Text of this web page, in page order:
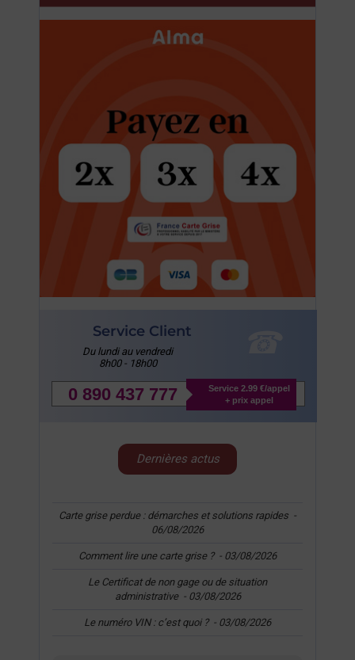
Service Client
Du lundi au vendredi
8h00 - 18h00
0 890 437 777
Service 2.99 €/appel
+ prix appel
Dernières actus
Carte grise perdue : démarches et solutions rapides -
06/08/2026
Comment lire une carte grise ? - 03/08/2026
Le Certificat de non gage ou de situation
administrative - 03/08/2026
Le numéro VIN : c’est quoi ? - 03/08/2026